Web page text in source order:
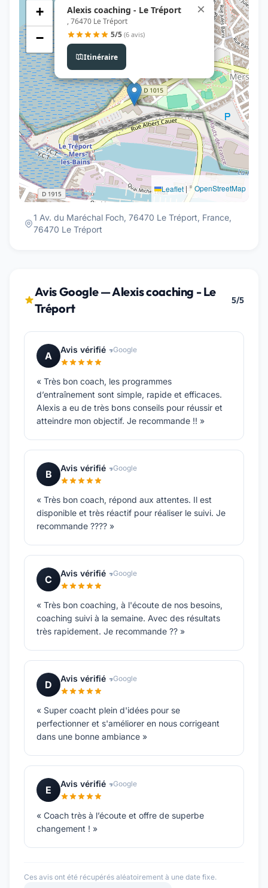
Alexis coaching - Le Tréport
, 76470 Le Tréport
5/5 (6 avis)
Itinéraire
×
+
−
Leaflet | © OpenStreetMap
1 Av. du Maréchal Foch, 76470 Le Tréport, France,
76470 Le Tréport
Avis Google — Alexis coaching - Le
Tréport
5/5
A
Avis vérifié Google
« Très bon coach, les programmes
d’entraînement sont simple, rapide et efficaces.
Alexis a eu de très bons conseils pour réussir et
atteindre mon objectif. Je recommande !! »
B
Avis vérifié Google
« Très bon coach, répond aux attentes. Il est
disponible et très réactif pour réaliser le suivi. Je
recommande ???? »
C
Avis vérifié Google
« Très bon coaching, à l'écoute de nos besoins,
coaching suivi à la semaine. Avec des résultats
très rapidement. Je recommande ?? »
D
Avis vérifié Google
« Super coacht plein d'idées pour se
perfectionner et s'améliorer en nous corrigeant
dans une bonne ambiance »
E
Avis vérifié Google
« Coach très à l’écoute et offre de superbe
changement ! »
Ces avis ont été récupérés aléatoirement à une date fixe.